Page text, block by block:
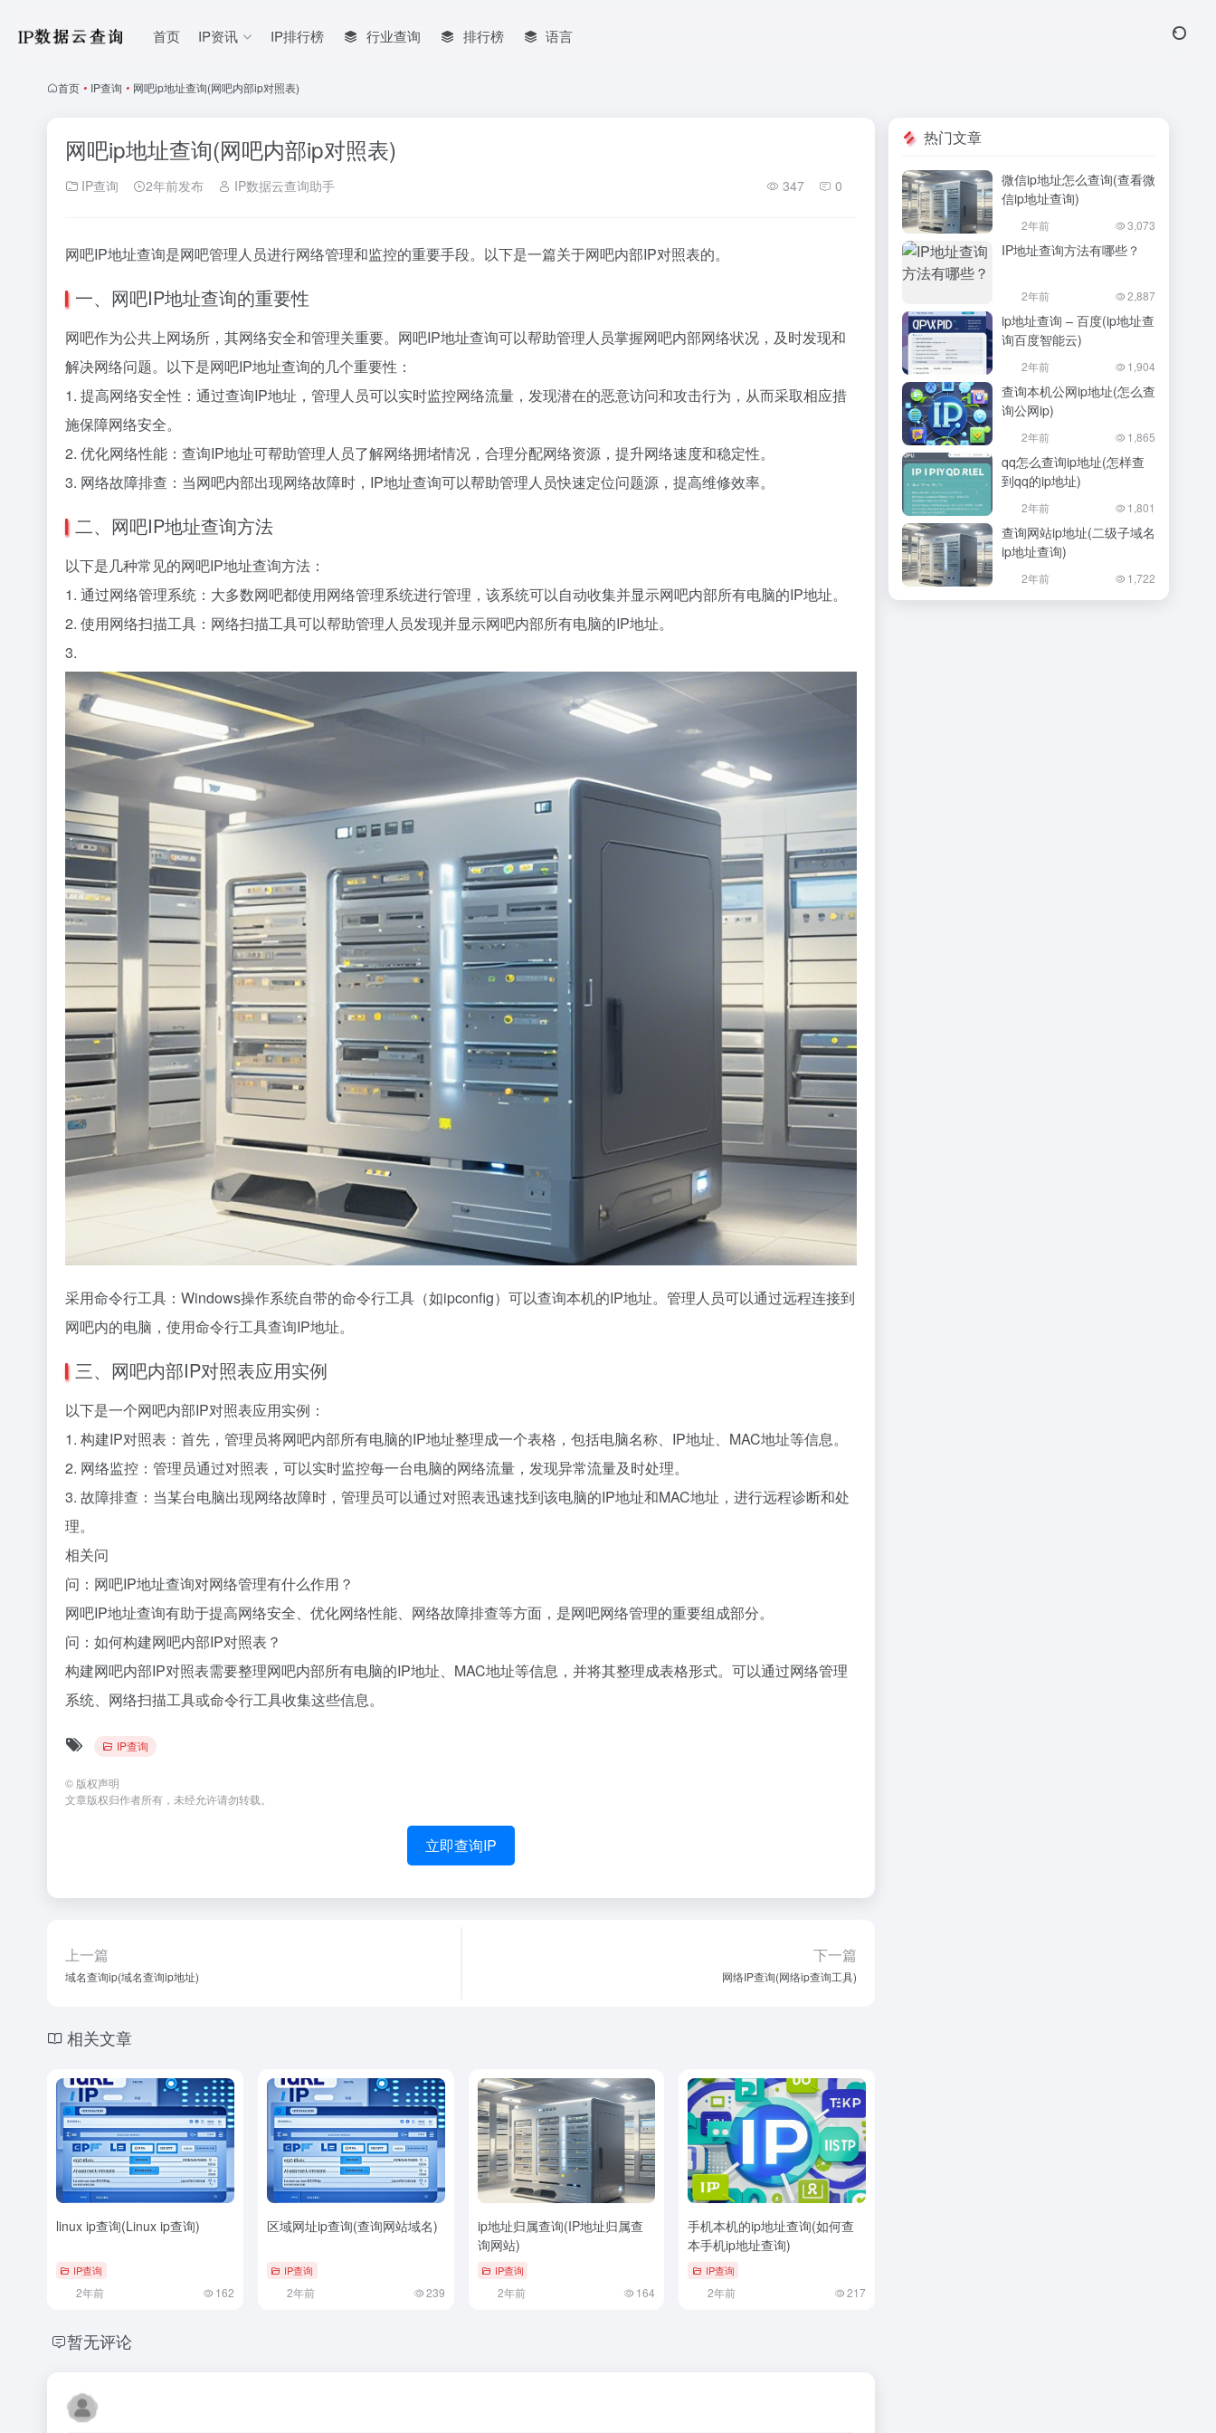
首页 IP资讯 IP排行榜 行业查询 排行榜 语言
首页 • IP查询 • 网吧ip地址查询(网吧内部ip对照表)
网吧ip地址查询(网吧内部ip对照表)
IP查询 2年前发布 IP数据云查询助手 347 0
网吧IP地址查询是网吧管理人员进行网络管理和监控的重要手段。以下是一篇关于网吧内部IP对照表的。
一、网吧IP地址查询的重要性
网吧作为公共上网场所，其网络安全和管理关重要。网吧IP地址查询可以帮助管理人员掌握网吧内部网络状况，及时发现和
解决网络问题。以下是网吧IP地址查询的几个重要性：
1. 提高网络安全性：通过查询IP地址，管理人员可以实时监控网络流量，发现潜在的恶意访问和攻击行为，从而采取相应措
施保障网络安全。
2. 优化网络性能：查询IP地址可帮助管理人员了解网络拥堵情况，合理分配网络资源，提升网络速度和稳定性。
3. 网络故障排查：当网吧内部出现网络故障时，IP地址查询可以帮助管理人员快速定位问题源，提高维修效率。
二、网吧IP地址查询方法
以下是几种常见的网吧IP地址查询方法：
1. 通过网络管理系统：大多数网吧都使用网络管理系统进行管理，该系统可以自动收集并显示网吧内部所有电脑的IP地址。
2. 使用网络扫描工具：网络扫描工具可以帮助管理人员发现并显示网吧内部所有电脑的IP地址。
3.
采用命令行工具：Windows操作系统自带的命令行工具（如ipconfig）可以查询本机的IP地址。管理人员可以通过远程连接到
网吧内的电脑，使用命令行工具查询IP地址。
三、网吧内部IP对照表应用实例
以下是一个网吧内部IP对照表应用实例：
1. 构建IP对照表：首先，管理员将网吧内部所有电脑的IP地址整理成一个表格，包括电脑名称、IP地址、MAC地址等信息。
2. 网络监控：管理员通过对照表，可以实时监控每一台电脑的网络流量，发现异常流量及时处理。
3. 故障排查：当某台电脑出现网络故障时，管理员可以通过对照表迅速找到该电脑的IP地址和MAC地址，进行远程诊断和处
理。
相关问
问：网吧IP地址查询对网络管理有什么作用？
网吧IP地址查询有助于提高网络安全、优化网络性能、网络故障排查等方面，是网吧网络管理的重要组成部分。
问：如何构建网吧内部IP对照表？
构建网吧内部IP对照表需要整理网吧内部所有电脑的IP地址、MAC地址等信息，并将其整理成表格形式。可以通过网络管理
系统、网络扫描工具或命令行工具收集这些信息。
IP查询
© 版权声明
文章版权归作者所有，未经允许请勿转载。
立即查询IP
上一篇
域名查询ip(域名查询ip地址)
下一篇
网络IP查询(网络ip查询工具)
相关文章
linux ip查询(Linux ip查询)
IP查询
2年前 162
区域网址ip查询(查询网站域名)
IP查询
2年前 239
ip地址归属查询(IP地址归属查
询网站)
IP查询
2年前 164
手机本机的ip地址查询(如何查
本手机ip地址查询)
IP查询
2年前 217
暂无评论
热门文章
微信ip地址怎么查询(查看微
信ip地址查询)
2年前 3,073
IP地址查询方法有哪些？
2年前 2,887
ip地址查询 – 百度(ip地址查
询百度智能云)
2年前 1,904
查询本机公网ip地址(怎么查
询公网ip)
2年前 1,865
qq怎么查询ip地址(怎样查
到qq的ip地址)
2年前 1,801
查询网站ip地址(二级子域名
ip地址查询)
2年前 1,722